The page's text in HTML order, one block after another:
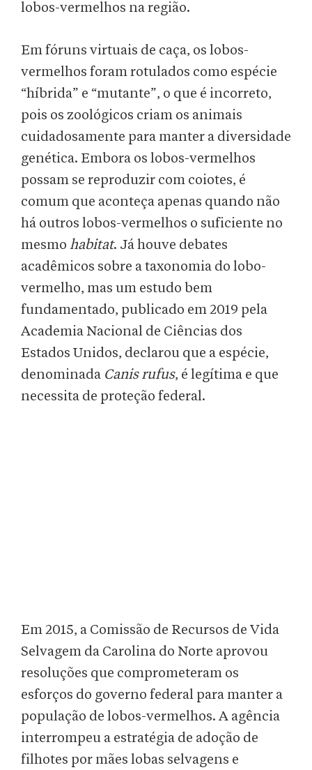
lobos-vermelhos na região.
Em fóruns virtuais de caça, os lobos-
vermelhos foram rotulados como espécie
“híbrida” e “mutante”, o que é incorreto,
pois os zoológicos criam os animais
cuidadosamente para manter a diversidade
genética. Embora os lobos-vermelhos
possam se reproduzir com coiotes, é
comum que aconteça apenas quando não
há outros lobos-vermelhos o suficiente no
mesmo habitat. Já houve debates
acadêmicos sobre a taxonomia do lobo-
vermelho, mas um estudo bem
fundamentado, publicado em 2019 pela
Academia Nacional de Ciências dos
Estados Unidos, declarou que a espécie,
denominada Canis rufus, é legítima e que
necessita de proteção federal.
Em 2015, a Comissão de Recursos de Vida
Selvagem da Carolina do Norte aprovou
resoluções que comprometeram os
esforços do governo federal para manter a
população de lobos-vermelhos. A agência
interrompeu a estratégia de adoção de
filhotes por mães lobas selvagens e